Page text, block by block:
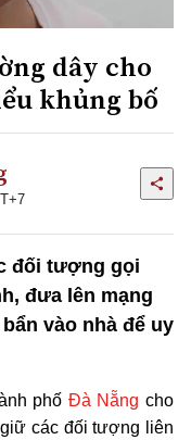
dây cho
khủng bố
đối tượng gọi
đưa lên mạng
vào nhà để uy
phố Đà Nẵng cho
các đối tượng liên